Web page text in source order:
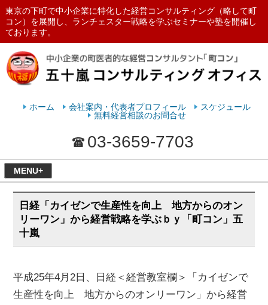
東京の下町で中小企業に特化した経営コンサルティング（略して町
コン）を展開し、ランチェスター戦略を学ぶセミナーや塾を開催し
ております。
ランチェスターの法則を学ぶなら
ホーム 会社案内・代表者プロフィール
スケジュール
無料経営相談のお問合せ
03-3659-7703
MENU+
日経「カイゼンで生産性を向上 地方からのオン
リーワン」から経営戦略を学ぶｂｙ「町コン」五
十嵐
平成25年4月2日、日経＜経営教室欄＞「カイゼンで
生産性を向上 地方からのオンリーワン」から経営